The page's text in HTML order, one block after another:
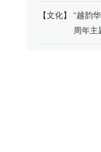
【文化】
“越韵
周年主